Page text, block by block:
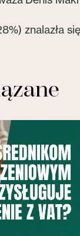
znalazła